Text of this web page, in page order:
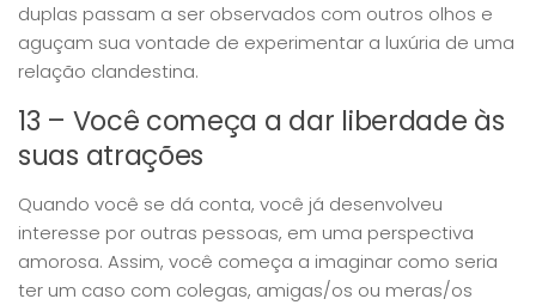
duplas passam a ser observados com outros olhos e
aguçam sua vontade de experimentar a luxúria de uma
relação clandestina.
13 – Você começa a dar liberdade às
suas atrações
Quando você se dá conta, você já desenvolveu
interesse por outras pessoas, em uma perspectiva
amorosa. Assim, você começa a imaginar como seria
ter um caso com colegas, amigas/os ou meras/os